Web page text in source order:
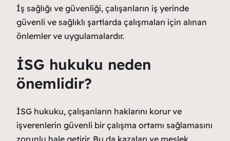
İş sağlığı ve güvenliği, çalışanların iş yerinde
güvenli ve sağlıklı şartlarda çalışmaları için alınan
önlemler ve uygulamalardır.
İSG hukuku neden
önemlidir?
İSG hukuku, çalışanların haklarını korur ve
işverenlerin güvenli bir çalışma ortamı sağlamasını
zorunlu hale getirir. Bu da kazaları ve meslek